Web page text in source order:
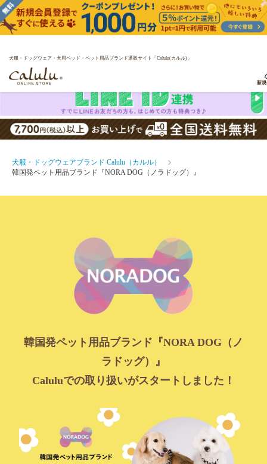
犬服・ドッグウェア・犬用ベッド・ペット用品ブランド通販サイト「Calulu(カルル)」
新
犬服・ドッグウェアブランド Calulu（カルル）
韓国発ペット用品ブランド『NORA DOG（ノラドッグ）』
韓国発ペット用品ブランド『NORA DOG（ノ
ラドッグ）』
Caluluでの取り扱いがスタートしました！